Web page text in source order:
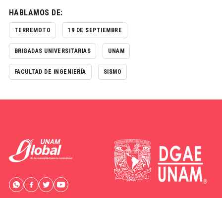
HABLAMOS DE:
TERREMOTO 19 DE SEPTIEMBRE
BRIGADAS UNIVERSITARIAS UNAM
FACULTAD DE INGENIERÍA SISMO